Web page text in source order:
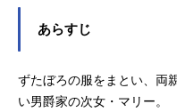
あらすじ
ずたぼろの服をまとい、両
い男爵家の次女・マリー。